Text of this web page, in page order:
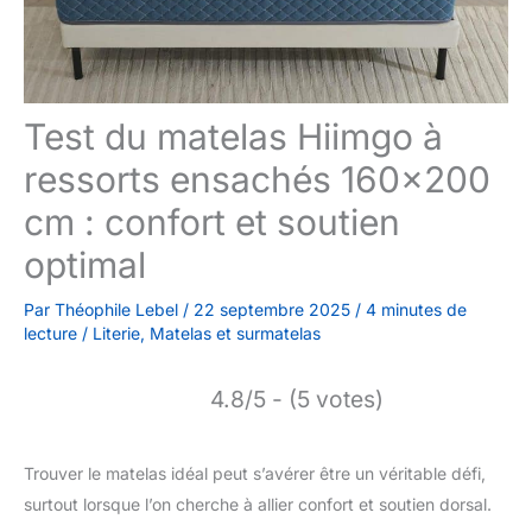
Test du matelas Hiimgo à
ressorts ensachés 160×200
cm : confort et soutien
optimal
Par Théophile Lebel / 22 septembre 2025 / 4 minutes de
lecture / Literie, Matelas et surmatelas
4.8/5 - (5 votes)
Trouver le matelas idéal peut s’avérer être un véritable défi,
surtout lorsque l’on cherche à allier confort et soutien dorsal.